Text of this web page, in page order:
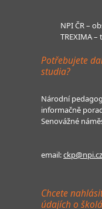
NPI ČR –
TREXIMA
Potřebujete
studia?
Národní
informačně
Senovážné
email:ckp@npi.cz
Chcete
údajích o